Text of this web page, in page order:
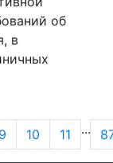
об
в
9 10 11 ...